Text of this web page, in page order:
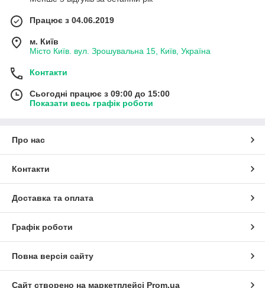
Працює з 04.06.2019
м. Київ
Місто Київ. вул. Зрошувальна 15, Київ, Україна
Контакти
Сьогодні працює з 09:00 до 15:00
Показати весь графік роботи
Про нас
Контакти
Доставка та оплата
Графік роботи
Повна версія сайту
Сайт створено на маркетплейсі Prom.ua